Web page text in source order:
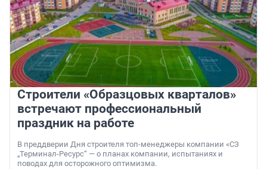
Строители «Образцовых кварталов»
встречают профессиональный
праздник на работе
В преддверии Дня строителя топ-менеджеры компании «СЗ
„Терминал-Ресурс“ — о планах компании, испытаниях и
поводах для осторожного оптимизма.